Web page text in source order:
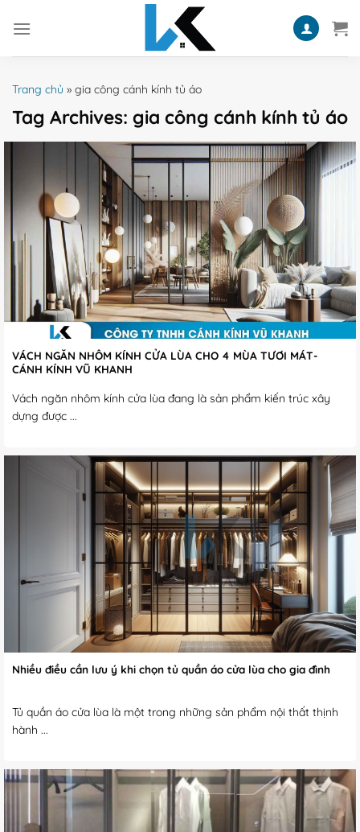
Trang chủ » gia công cánh kính tủ áo
Tag Archives: gia công cánh kính tủ áo
VÁCH NGĂN NHÔM KÍNH CỬA LÙA CHO 4 MÙA TƯƠI MÁT-
CÁNH KÍNH VŨ KHANH
Vách ngăn nhôm kính cửa lùa đang là sản phẩm kiến trúc xây
dựng được ...
Nhiều điều cần lưu ý khi chọn tủ quần áo cửa lùa cho gia đình
Tủ quần áo cửa lùa là một trong những sản phẩm nội thất thịnh
hành ...